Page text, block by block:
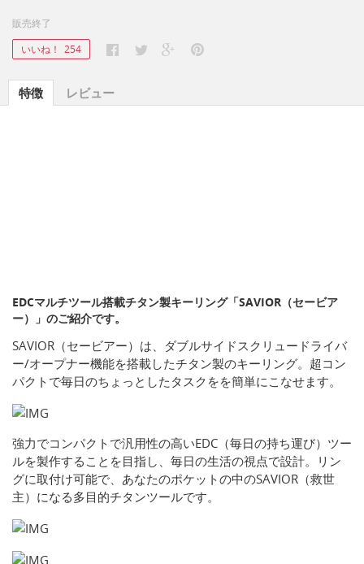
販売終了
いいね！ 254
特徴 レビュー
EDCマルチツール搭載チタン製キーリング「SAVIOR（セービア
ー）」のご紹介です。
SAVIOR（セービアー）は、ダブルサイドスクリュードライバ
ー/オープナー機能を搭載したチタン製のキーリング。超コン
パクトで毎日のちょっとしたタスクをを簡単にこなせます。
強力でコンパクトで汎用性の高いEDC（毎日の持ち運び）ツー
ルを製作することを目指し、毎日の生活の視点で設計。リン
グに取付け可能で、あなたのポケットの中のSAVIOR（救世
主）になる多目的チタンツールです。